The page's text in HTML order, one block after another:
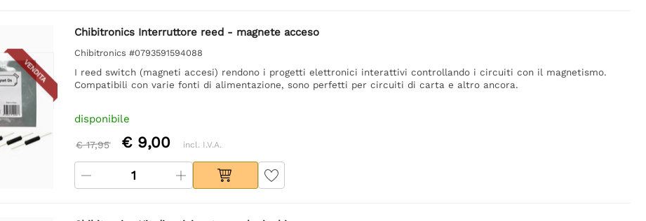
VENDITA
Chibitronics Interruttore reed - magnete acceso
Chibitronics #0793591594088
I reed switch (magneti accesi) rendono i progetti elettronici interattivi controllando i circuiti con il magnetismo.
Compatibili con varie fonti di alimentazione, sono perfetti per circuiti di carta e altro ancora.
disponibile
€ 17,95 € 9,00 incl. I.V.A.